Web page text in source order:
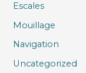
Escales
Mouillage
Navigation
Uncategorized